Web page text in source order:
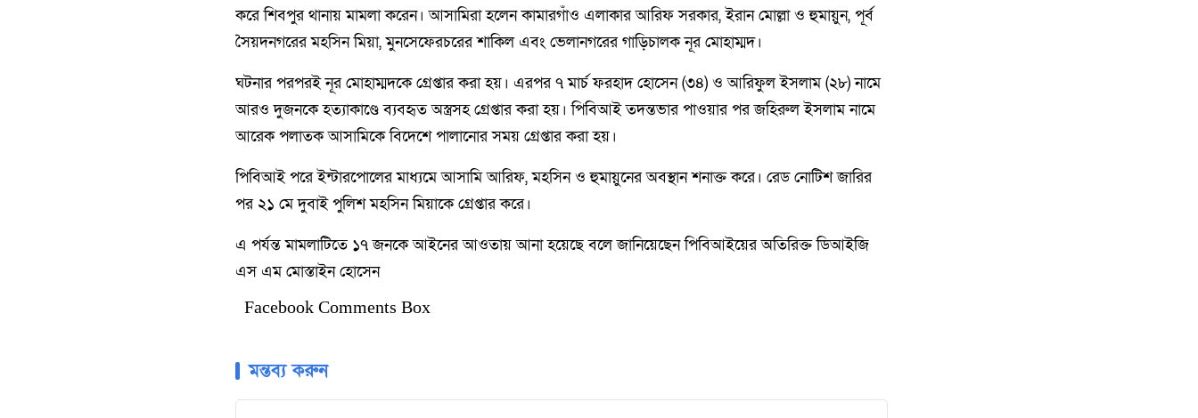
করে শিবপুর থানায় মামলা করেন। আসামিরা হলেন কামারগাঁও এলাকার আরিফ সরকার, ইরান মোল্লা ও হুমায়ুন, পূর্ব
সৈয়দনগরের মহসিন মিয়া, মুনসেফেরচরের শাকিল এবং ভেলানগরের গাড়িচালক নূর মোহাম্মদ।
ঘটনার পরপরই নূর মোহাম্মদকে গ্রেপ্তার করা হয়। এরপর ৭ মার্চ ফরহাদ হোসেন (৩৪) ও আরিফুল ইসলাম (২৮) নামে
আরও দুজনকে হত্যাকাণ্ডে ব্যবহৃত অস্ত্রসহ গ্রেপ্তার করা হয়। পিবিআই তদন্তভার পাওয়ার পর জহিরুল ইসলাম নামে
আরেক পলাতক আসামিকে বিদেশে পালানোর সময় গ্রেপ্তার করা হয়।
পিবিআই পরে ইন্টারপোলের মাধ্যমে আসামি আরিফ, মহসিন ও হুমায়ুনের অবস্থান শনাক্ত করে। রেড নোটিশ জারির
পর ২১ মে দুবাই পুলিশ মহসিন মিয়াকে গ্রেপ্তার করে।
এ পর্যন্ত মামলাটিতে ১৭ জনকে আইনের আওতায় আনা হয়েছে বলে জানিয়েছেন পিবিআইয়ের অতিরিক্ত ডিআইজি
এস এম মোস্তাইন হোসেন
Facebook Comments Box
মন্তব্য করুন